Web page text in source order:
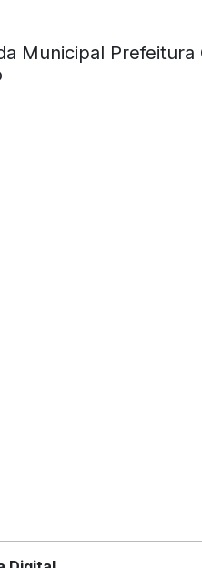
Municipal Prefeitura